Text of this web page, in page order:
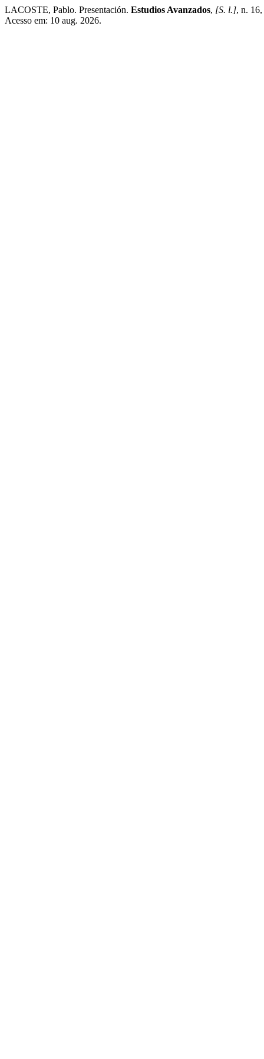
LACOSTE, Pablo. Presentación. Estudios Avanzados, [S. l.], n.
Acesso em: 10 aug. 2026.